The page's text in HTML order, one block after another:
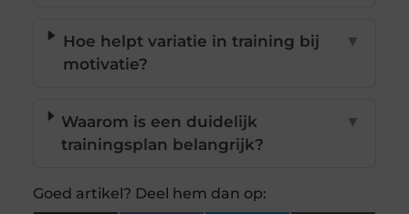
Hoe helpt variatie in training bij
motivatie?
▼
Waarom is een duidelijk
trainingsplan belangrijk?
▼
Goed artikel? Deel hem dan op: